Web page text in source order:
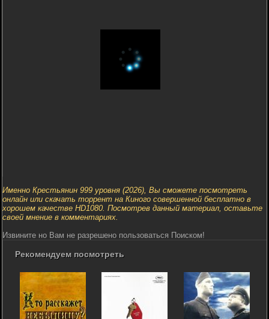
Именно Крестьянин 999 уровня (2026), Вы сможете посмотреть
онлайн или скачать торрент на Киного совершенной бесплатно в
хорошем качестве HD1080. Посмотрев данный материал, оставьте
своей мнение в комментариях.
Извините но Вам не разрешено пользоваться Поиском!
Рекомендуем посмотреть